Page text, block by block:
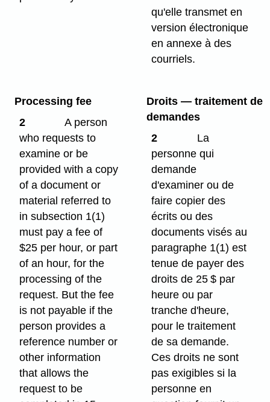
qu'elle transmet en
version électronique
en annexe à des
courriels.
Processing fee
2
A person
who requests to
examine or be
provided with a copy
of a document or
material referred to
in subsection 1(1)
must pay a fee of
$25 per hour, or part
of an hour, for the
processing of the
request. But the fee
is not payable if the
person provides a
reference number or
other information
that allows the
request to be
Droits — traitement de
demandes
2
La
personne qui
demande
d'examiner ou de
faire copier des
écrits ou des
documents visés au
paragraphe 1(1) est
tenue de payer des
droits de 25 $ par
heure ou par
tranche d'heure,
pour le traitement
de sa demande.
Ces droits ne sont
pas exigibles si la
personne en